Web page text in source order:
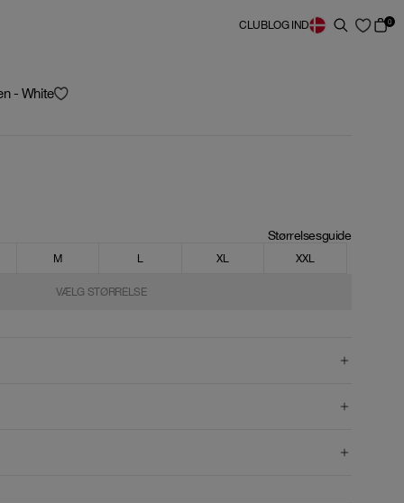
CLUBLOG IND 0
- White
Størrelsesguide
M L XL XXL
VÆLG STØRRELSE